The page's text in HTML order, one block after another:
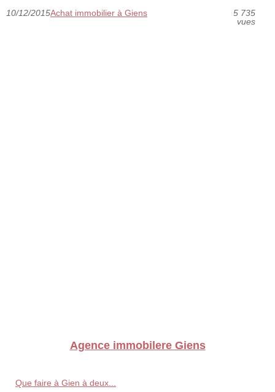
10/12/2015Achat immobilier à Giens
5 735
vues
Agence immobilere Giens
Que faire à Gien à deux...